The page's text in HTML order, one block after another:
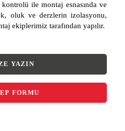
ile montaj esnasında ve
oluk ve derzlerin izolasyonu,
ekiplerimiz tarafından yapılır.
YAZIN
FORMU